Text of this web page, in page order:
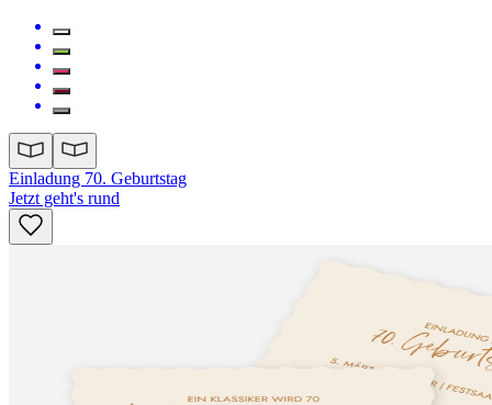
Einladung 70. Geburtstag
Jetzt geht's rund